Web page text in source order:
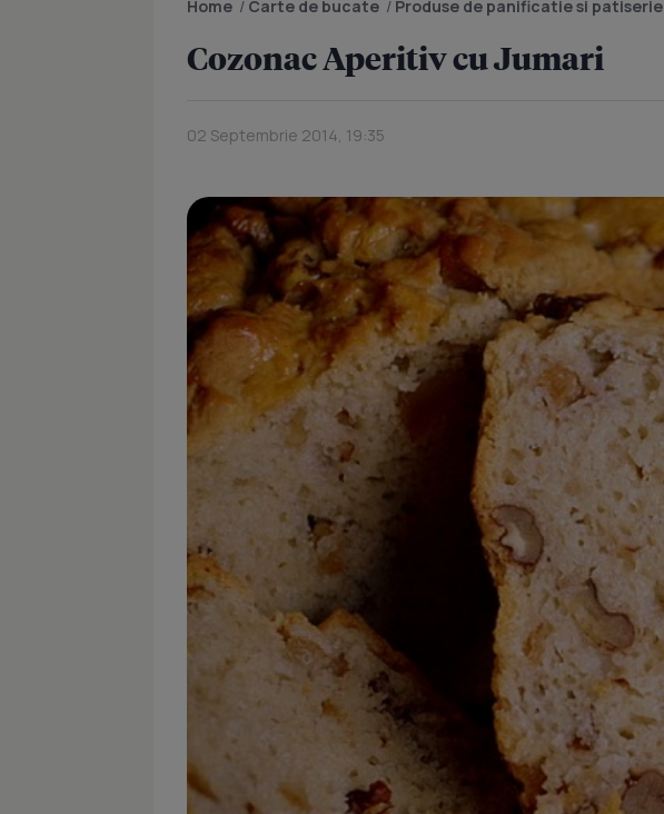
Home / Carte de bucate / Produse de panificatie si patiserie
Cozonac Aperitiv cu Jumari
02 Septembrie 2014, 19:35